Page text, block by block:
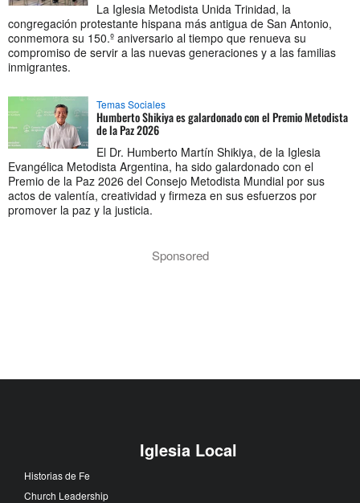
La Iglesia Metodista Unida Trinidad, la
congregación protestante hispana más antigua de San Antonio,
conmemora su 150.º aniversario al tiempo que renueva su
compromiso de servir a las nuevas generaciones y a las familias
inmigrantes.
Temas Sociales
Humberto Shikiya es galardonado con el Premio Metodista
de la Paz 2026
El Dr. Humberto Martín Shikiya, de la Iglesia
Evangélica Metodista Argentina, ha sido galardonado con el
Premio de la Paz 2026 del Consejo Metodista Mundial por sus
actos de valentía, creatividad y firmeza en sus esfuerzos por
promover la paz y la justicia.
Sponsored
Iglesia Local
Historias de Fe
Church Leadership